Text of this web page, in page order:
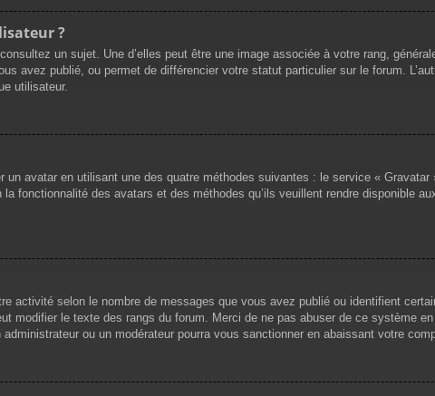
?
un sujet. Une d’elles peut être une image associée à votre rang,
avez publié, ou permet de différencier votre statut particulier sur le forum.
utilisateur.
avatar en utilisant une des quatre méthodes suivantes : le service «
fonctionnalité des avatars et des méthodes qu’ils veuillent rendre disponible
activité selon le nombre de messages que vous avez publié ou identifient
modifier le texte des rangs du forum. Merci de ne pas abuser de ce système
ou un modérateur pourra vous sanctionner en abaissant votre